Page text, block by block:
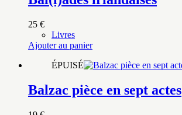
25 €
Livres
Ajouter au panier
ÉPUISÉ
Balzac pièce en sept actes